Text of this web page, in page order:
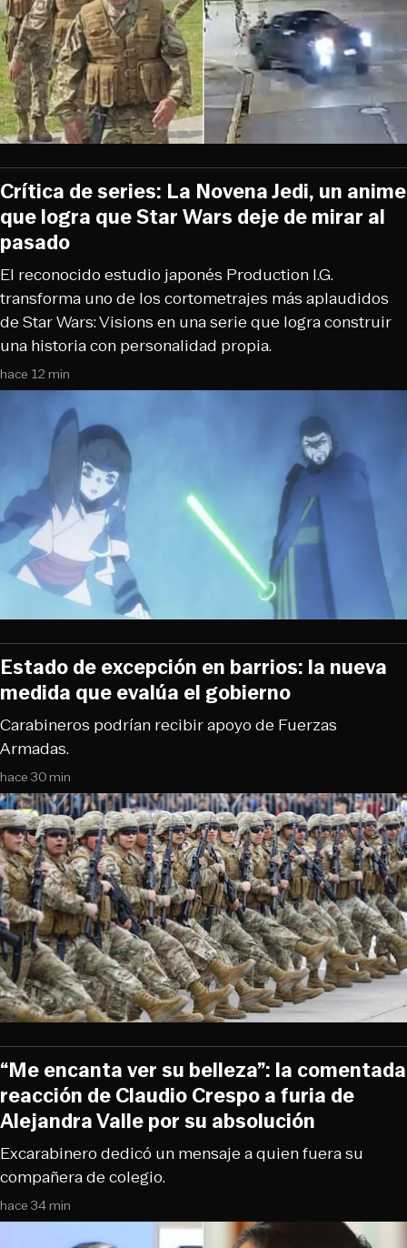
hace 12 min
El reconocido estudio japonés Production I.G.
transforma uno de los cortometrajes más aplaudidos
de Star Wars: Visions en una serie que logra construir
una historia con personalidad propia.
Crítica de series: La Novena Jedi, un anime
que logra que Star Wars deje de mirar al
pasado
hace 30 min
Carabineros podrían recibir apoyo de Fuerzas
Armadas.
Estado de excepción en barrios: la nueva
medida que evalúa el gobierno
hace 34 min
Excarabinero dedicó un mensaje a quien fuera su
compañera de colegio.
“Me encanta ver su belleza”: la comentada
reacción de Claudio Crespo a furia de
Alejandra Valle por su absolución